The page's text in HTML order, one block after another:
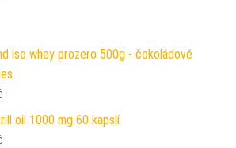
iso whey prozero 500g - čokoládové
oil 1000 mg 60 kapslí